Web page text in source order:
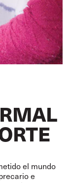
el mundo
e